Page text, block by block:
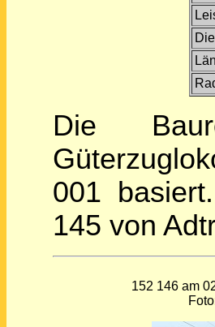
Die
001
145 von
152 146 am